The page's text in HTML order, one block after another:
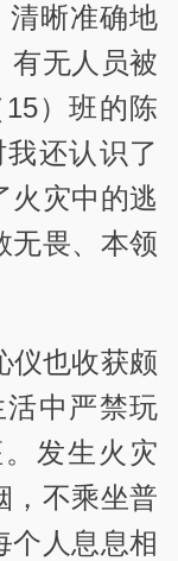
清晰准确地
有无人员被
）班的陈
还认识了
火灾中的逃
无畏、本领
仪也收获颇
活中严禁玩
发生火灾
，不乘坐普
个人息息相